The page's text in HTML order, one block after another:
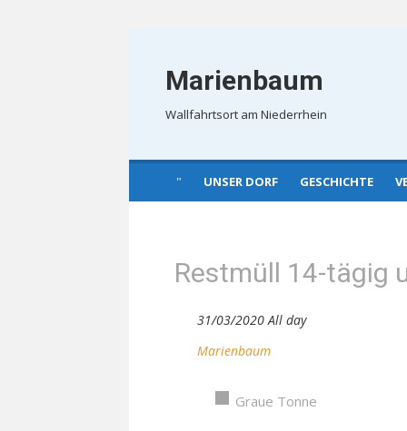
Marienbaum
Wallfahrtsort am Niederrhein
UNSER DORF GESCHICHTE
Restmüll 14-tägig
31/03/2020 All day
Marienbaum
Graue Tonne